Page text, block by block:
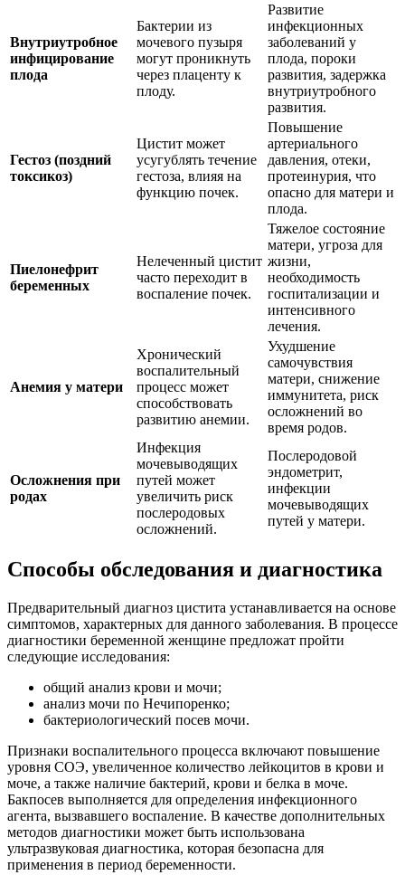
Внутриутробное
инфицирование
плода
Бактерии из
мочевого пузыря
могут проникнуть
через плаценту к
плоду.
Развитие
инфекционных
заболеваний у
плода, пороки
развития, задержка
внутриутробного
развития.
Гестоз (поздний
токсикоз)
Цистит может
усугублять течение
гестоза, влияя на
функцию почек.
Повышение
артериального
давления, отеки,
протеинурия, что
опасно для матери и
плода.
Пиелонефрит
беременных
Нелеченный цистит
часто переходит в
воспаление почек.
Тяжелое состояние
матери, угроза для
жизни,
необходимость
госпитализации и
интенсивного
лечения.
Анемия у матери
Хронический
воспалительный
процесс может
способствовать
развитию анемии.
Ухудшение
самочувствия
матери, снижение
иммунитета, риск
осложнений во
время родов.
Осложнения при
родах
Инфекция
мочевыводящих
путей может
увеличить риск
послеродовых
осложнений.
Послеродовой
эндометрит,
инфекции
мочевыводящих
путей у матери.
Способы обследования и диагностика
Предварительный диагноз цистита устанавливается на основе
симптомов, характерных для данного заболевания. В процессе
диагностики беременной женщине предложат пройти
следующие исследования:
общий анализ крови и мочи;
анализ мочи по Нечипоренко;
бактериологический посев мочи.
Признаки воспалительного процесса включают повышение
уровня СОЭ, увеличенное количество лейкоцитов в крови и
моче, а также наличие бактерий, крови и белка в моче.
Бакпосев выполняется для определения инфекционного
агента, вызвавшего воспаление. В качестве дополнительных
методов диагностики может быть использована
ультразвуковая диагностика, которая безопасна для
применения в период беременности.